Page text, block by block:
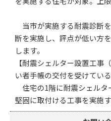
当市が実施する耐震診断
断を実施し、評点が低い方
します。
【耐震シェルター設置工事
い者手帳の交付を受けてい
住宅の1階に耐震シェルタ
堅固に取付ける工事を実施